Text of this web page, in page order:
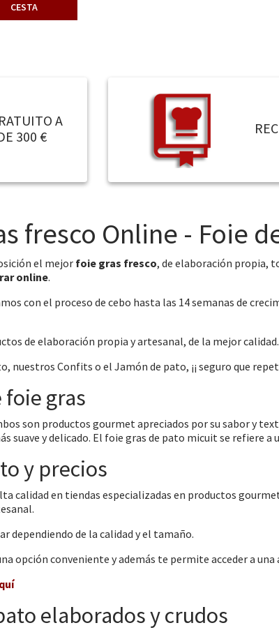
CESTA
A
300 €
fresco Online - Foie
el mejorfoie gras fresco, de elaboración propia,
online.
con el proceso de cebo hasta las 14 semanas de
de elaboración propia y artesanal, de la mejor
nuestros Confits o el Jamón de pato, ¡¡ seguro que
foie gras
son productos gourmet apreciados por su sabor y
suave y delicado. El foie gras de pato micuit se refiere
y precios
calidad en tiendas especializadas en productos
dependiendo de la calidad y el tamaño.
opción conveniente y además te permite acceder a
elaborados y crudos